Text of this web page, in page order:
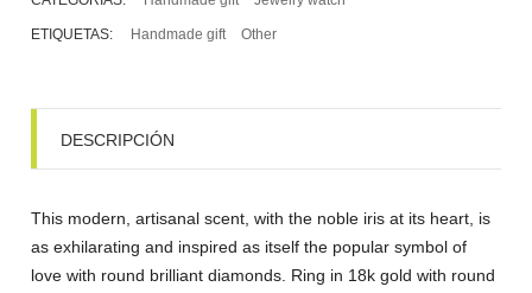
ETIQUETAS: Handmade gift Other
DESCRIPCIÓN
This modern, artisanal scent, with the noble iris at its heart, is
as exhilarating and inspired as itself the popular symbol of
love with round brilliant diamonds. Ring in 18k gold with round